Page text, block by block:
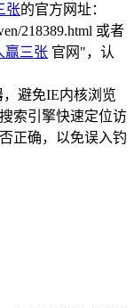
张的官方网址：
218389.html 或者
赢三张 官网"，认
，避免IE内核浏览
索引擎快速定位访
正确，以免误入钓